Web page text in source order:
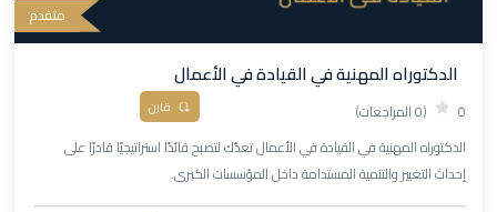
متقدم
الدكتوراه المهنية في القيادة في الأعمال
0 (0 المراجعات) قارن
الدكتوراه المهنية في القيادة في الأعمال تعدّك لتصبح قائدًا استراتيجيًا قادرًا على
إحداث التغيير والتنمية المستدامة داخل المؤسسات الكبرى.